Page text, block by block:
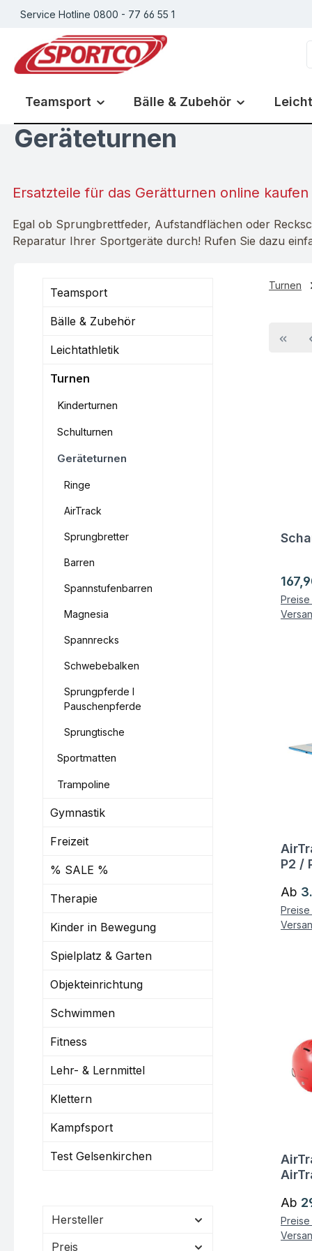
Hauptinhalt springen
Zur Suche springen
Zur Hauptnavigation springen
Service Hotline 0800 - 77 66 55 1
Teamsport Bälle & Zubehör
Geräteturnen
Ersatzteile für das Gerätturnen online kaufen
Egal ob Sprungbrettfeder, Aufstandflächen oder
Reparatur Ihrer Sportgeräte durch! Rufen Sie dazu
Teamsport
Bälle & Zubehör
Leichtathletik
Turnen
Kinderturnen
Schulturnen
Geräteturnen
Ringe
AirTrack
Sprungbretter
Barren
Spannstufenbarren
Magnesia
Spannrecks
Schwebebalken
Sprungpferde I
Pauschenpferde
Sprungtische
Sportmatten
Trampoline
Gymnastik
Freizeit
% SALE %
Therapie
Kinder in Bewegung
Spielplatz & Garten
Objekteinrichtung
Schwimmen
Fitness
Lehr- & Lernmittel
Klettern
Kampfsport
Test Gelsenkirchen
Hersteller
Preis
Turnen
Preise
P2 /
Ab
Preise
Ab
Preise